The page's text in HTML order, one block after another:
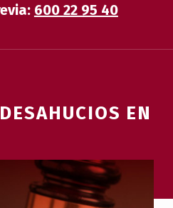
600 22 95 40
EN